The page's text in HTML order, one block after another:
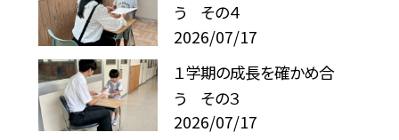
う その４
2026/07/17
１学期の成長を確かめ合
う その３
2026/07/17